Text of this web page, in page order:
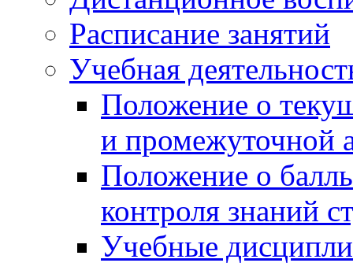
Расписание занятий
Учебная
Положение о
и промежуточной
Положение о
контроля знаний
Учебные